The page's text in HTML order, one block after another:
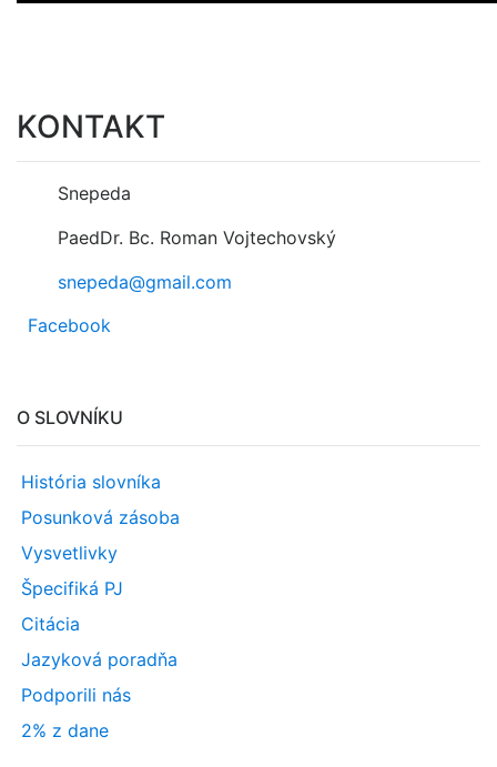
KONTAKT
Snepeda
PaedDr. Bc. Roman Vojtechovský
snepeda@gmail.com
Facebook
O SLOVNÍKU
História slovníka
Posunková zásoba
Vysvetlivky
Špecifiká PJ
Citácia
Jazyková poradňa
Podporili nás
2% z dane